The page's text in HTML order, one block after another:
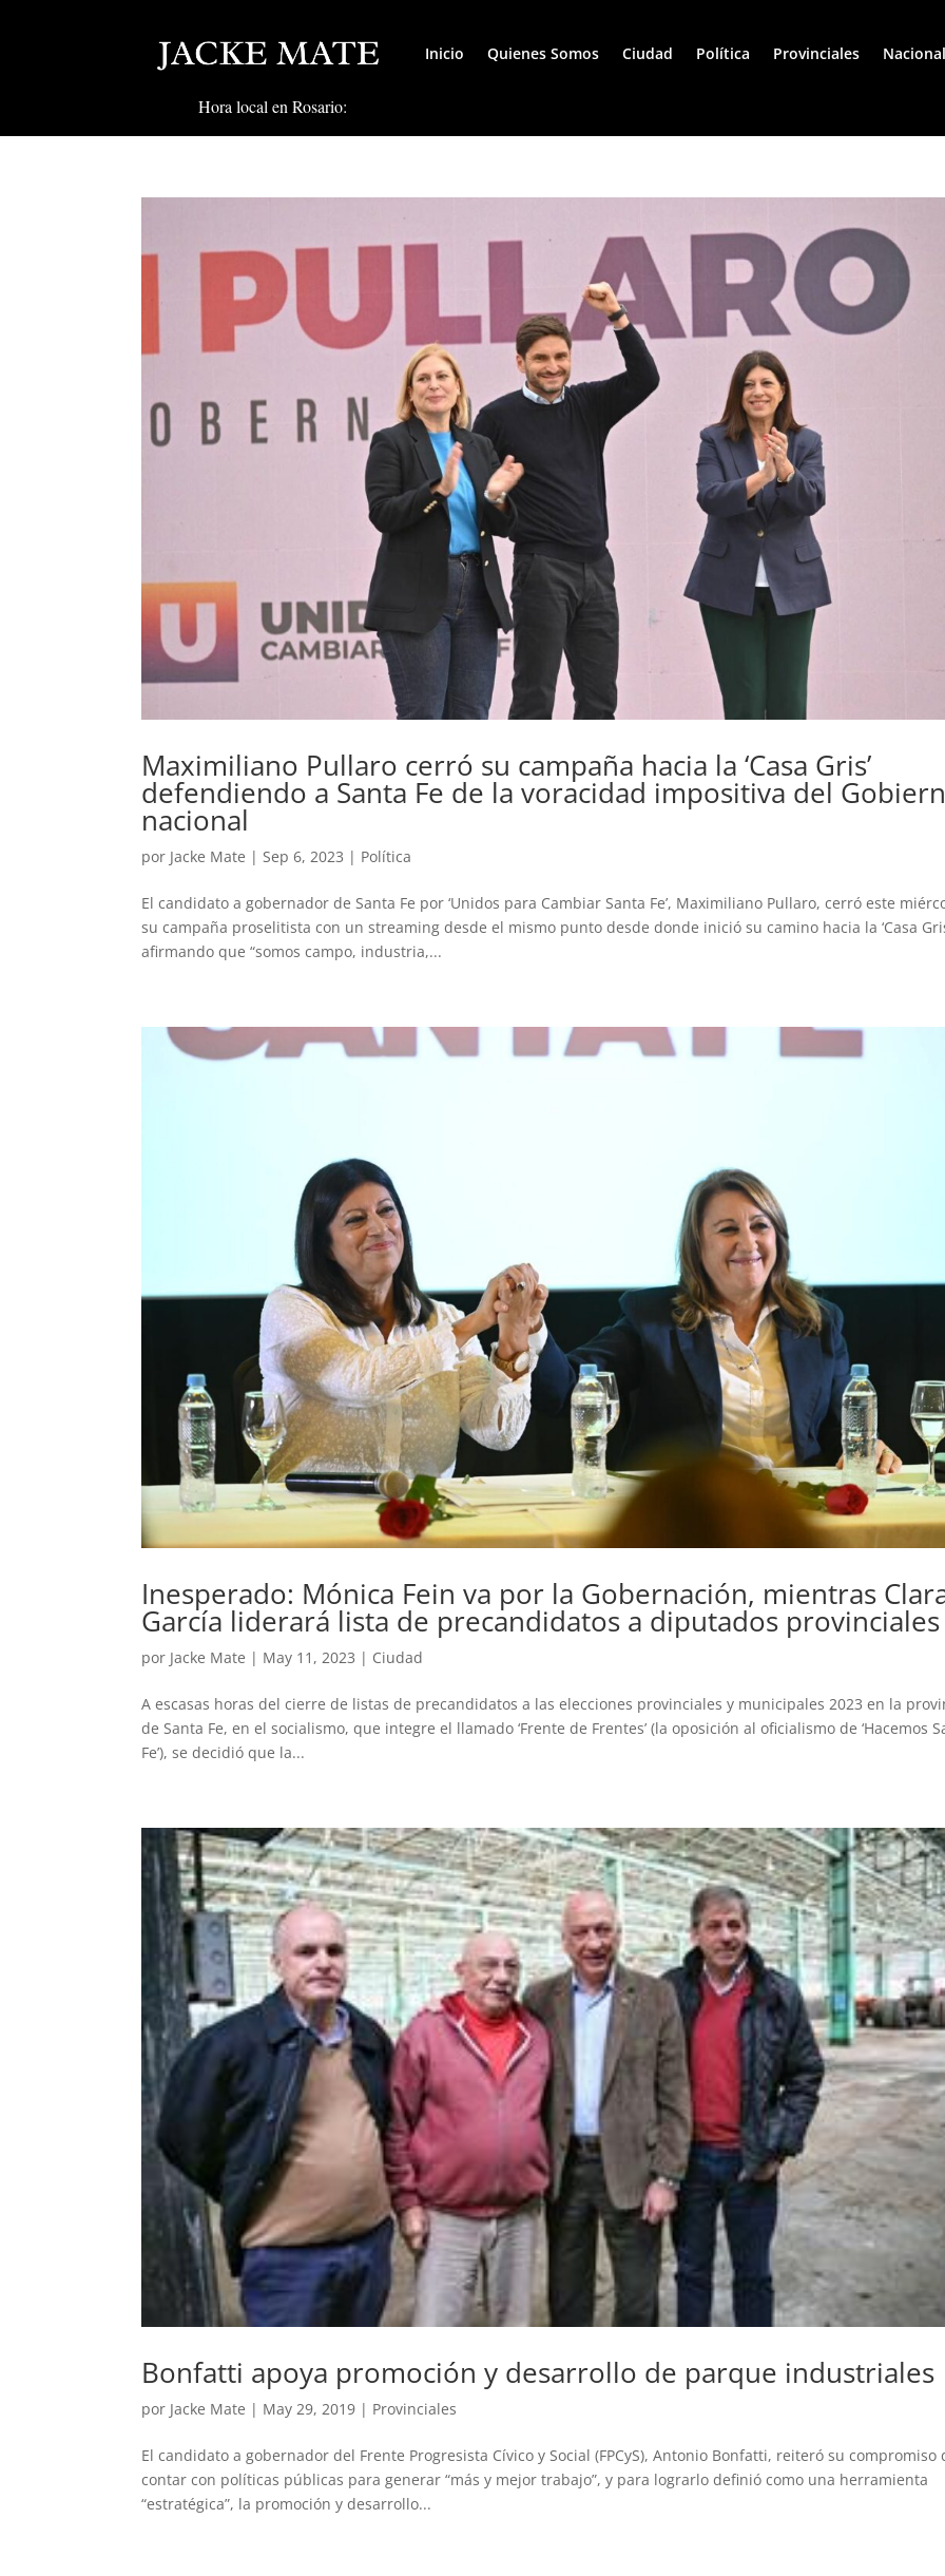
Inicio Quienes Somos Ciudad Política Provinciales
Hora local en Rosario:
Maximiliano Pullaro cerró su campaña hacia la ‘Casa Gris’
defendiendo a Santa Fe de la voracidad impositiva del
nacional
por Jacke Mate | Sep 6, 2023 | Política
El candidato a gobernador de Santa Fe por ‘Unidos para Cambiar Santa Fe’, Maximiliano Pullaro, cerró este
su campaña proselitista con un streaming desde el mismo punto desde donde inició su camino hacia la ‘Casa
afirmando que “somos campo, industria,...
Inesperado: Mónica Fein va por la Gobernación, mientras
García liderará lista de precandidatos a diputados provinciales
por Jacke Mate | May 11, 2023 | Ciudad
A escasas horas del cierre de listas de precandidatos a las elecciones provinciales y municipales 2023 en la
de Santa Fe, en el socialismo, que integre el llamado ‘Frente de Frentes’ (la oposición al oficialismo de ‘Hacemos
Fe’), se decidió que la...
Bonfatti apoya promoción y desarrollo de parque industriales
por Jacke Mate | May 29, 2019 | Provinciales
El candidato a gobernador del Frente Progresista Cívico y Social (FPCyS), Antonio Bonfatti, reiteró su compromiso
contar con políticas públicas para generar “más y mejor trabajo”, y para lograrlo definió como una herramienta
“estratégica”, la promoción y desarrollo...